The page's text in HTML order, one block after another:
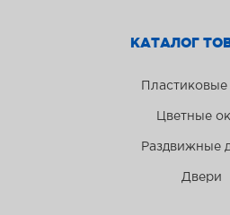
КАТАЛОГ
Пластиковые
Цветные
Раздвижные
Двери